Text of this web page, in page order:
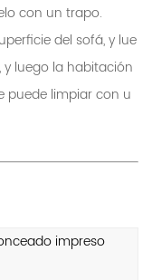
con un trapo.
del sofá, y lue
y luego la habitación
puede limpiar con u
impreso